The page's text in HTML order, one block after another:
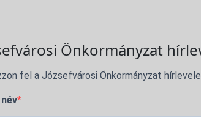
Önkormányzat
fel a Józsefvárosi Önkormányzat